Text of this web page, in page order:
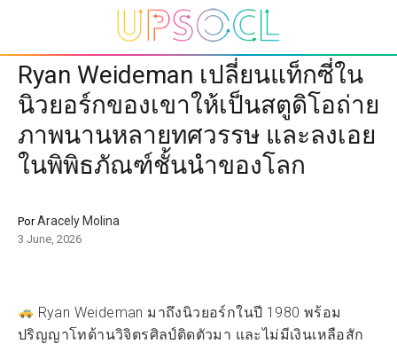
Ryan Weideman เปลี่ยนแท็กซี่ใน
นิวยอร์กของเขาให้เป็นสตูดิโอถ่าย
ภาพนานหลายทศวรรษ และลงเอย
ในพิพิธภัณฑ์ชั้นนำของโลก
PorAracely Molina
3 June, 2026
Ryan Weideman มาถึงนิวยอร์กในปี 1980 พร้อม
ปริญญาโทด้านวิจิตรศิลป์ติดตัวมา และไม่มีเงินเหลือสัก